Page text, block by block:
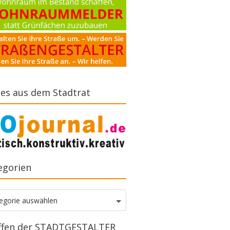
aus dem Stadtrat
auswählen
der STADTGESTALTER